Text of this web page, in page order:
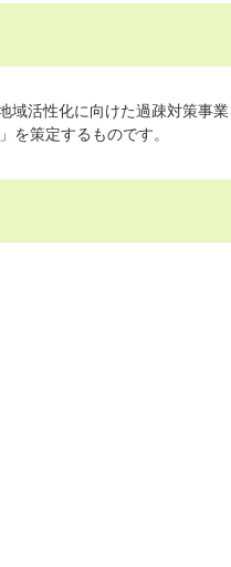
活性化に向けた過疎対策事業
を策定するものです。